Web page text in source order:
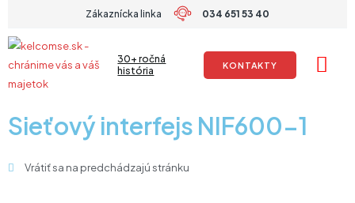
obsah
Zákaznícka linka 034 651 53 40
30+ ročná
história
KONTAKTY
Sieťový interfejs NIF600-1
Vrátiť sa na predchádzajú stránku